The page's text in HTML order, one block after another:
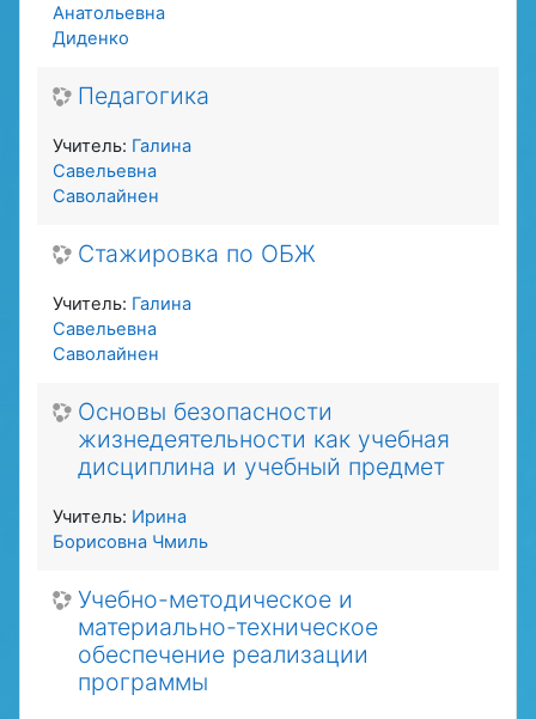
Анатольевна
Диденко
Педагогика
Учитель: Галина
Савельевна
Саволайнен
Стажировка по ОБЖ
Учитель: Галина
Савельевна
Саволайнен
Основы безопасности
жизнедеятельности как учебная
дисциплина и учебный предмет
Учитель: Ирина
Борисовна Чмиль
Учебно-методическое и
материально-техническое
обеспечение реализации
программы